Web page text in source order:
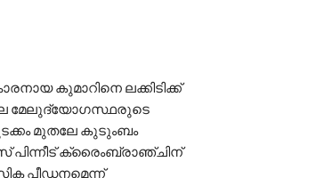
കുമാറിനെ ലക്കിടിക്ക്
മേലുദ്യോഗസ്ഥരുടെ
മുതലേ കുടുംബം
പിന്നീട് ക്രൈംബ്രാഞ്ചിന്
പീഡനമെന്ന്